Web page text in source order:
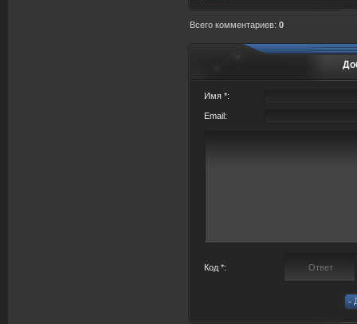
Всего комментариев: 0
Имя *:
Email:
Код *: